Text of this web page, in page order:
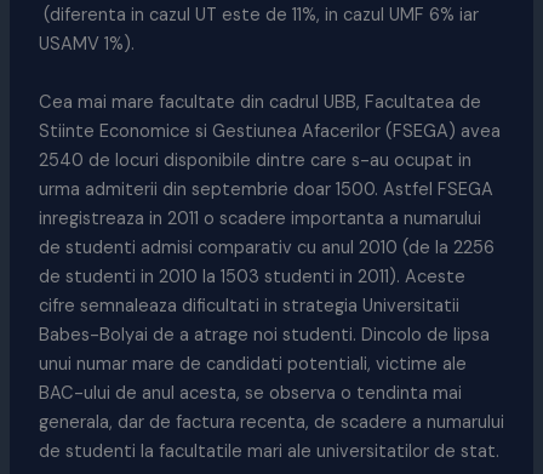
(diferenta in cazul UT este de 11%, in cazul UMF 6% iar
USAMV 1%).
Cea mai mare facultate din cadrul UBB, Facultatea de
Stiinte Economice si Gestiunea Afacerilor (FSEGA) avea
2540 de locuri disponibile dintre care s-au ocupat in
urma admiterii din septembrie doar 1500. Astfel FSEGA
inregistreaza in 2011 o scadere importanta a numarului
de studenti admisi comparativ cu anul 2010 (de la 2256
de studenti in 2010 la 1503 studenti in 2011). Aceste
cifre semnaleaza dificultati in strategia Universitatii
Babes-Bolyai de a atrage noi studenti. Dincolo de lipsa
unui numar mare de candidati potentiali, victime ale
BAC-ului de anul acesta, se observa o tendinta mai
generala, dar de factura recenta, de scadere a numarului
de studenti la facultatile mari ale universitatilor de stat.